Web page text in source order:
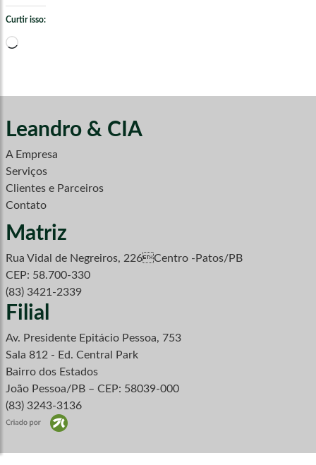
Curtir isso:
Carregando...
Leandro & CIA
A Empresa
Serviços
Clientes e Parceiros
Contato
Matriz
Rua Vidal de Negreiros, 226Centro -Patos/PB
CEP: 58.700-330
(83) 3421-2339
Filial
Av. Presidente Epitácio Pessoa, 753
Sala 812 - Ed. Central Park
Bairro dos Estados
João Pessoa/PB – CEP: 58039-000
(83) 3243-3136